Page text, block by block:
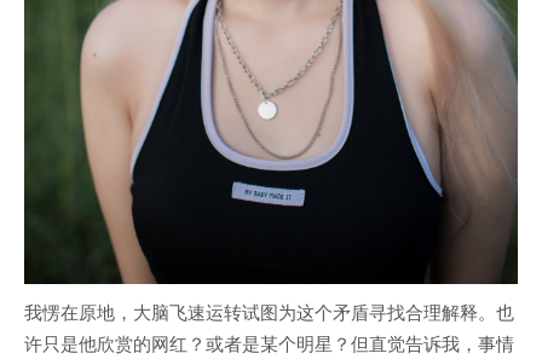
我愣在原地，大脑飞速运转试图为这个矛盾寻找合理解释。也
许只是他欣赏的网红？或者是某个明星？但直觉告诉我，事情